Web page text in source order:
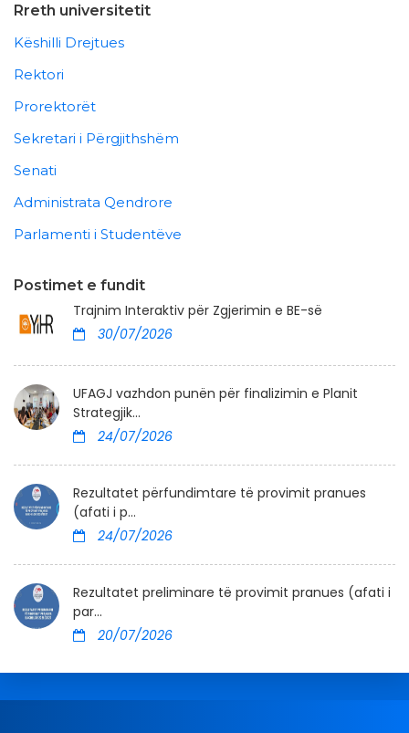
Rreth universitetit
Këshilli Drejtues
Rektori
Prorektorët
Sekretari i Përgjithshëm
Senati
Administrata Qendrore
Parlamenti i Studentëve
Postimet e fundit
Trajnim Interaktiv për Zgjerimin e BE-së
30/07/2026
UFAGJ vazhdon punën për finalizimin e Planit
Strategjik...
24/07/2026
Rezultatet përfundimtare të provimit pranues
(afati i p...
24/07/2026
Rezultatet preliminare të provimit pranues (afati i
par...
20/07/2026